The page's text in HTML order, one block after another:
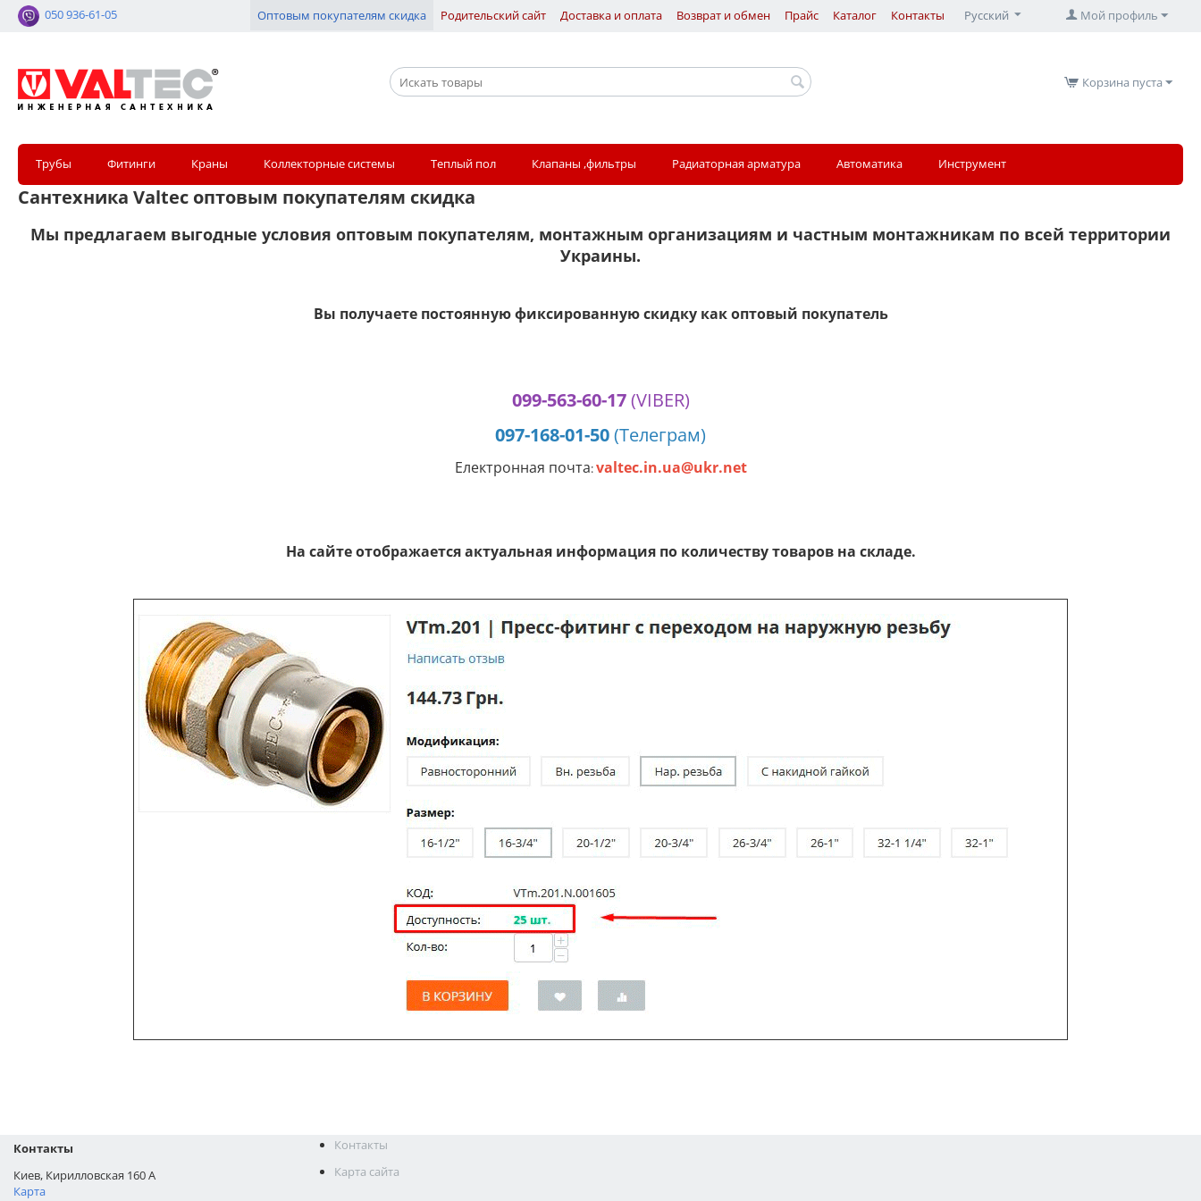
050 936-61-05 Мой профиль
Русский
Оптовым покупателям скидка Родительский сайт Доставка и оплата Возврат и обмен Прайс Каталог Контакты
Корзина пуста
Трубы Фитинги Краны Коллекторные системы Теплый пол Клапаны ,фильтры Радиаторная арматура Автоматика Инструмент
Сантехника Valtec оптовым покупателям скидка
Мы предлагаем выгодные условия оптовым покупателям, монтажным организациям и частным монтажникам по всей территории
Украины.
Вы получаете постоянную фиксированную скидку как оптовый покупатель
099-563-60-17(VIBER)
097-168-01-50(Телеграм)
Електронная почта:valtec.in.ua@ukr.net
На сайте отображается актуальная информация по количеству товаров на складе.
Контакты
Киев, Кирилловская 160 А
Карта
Контакты
Карта сайта